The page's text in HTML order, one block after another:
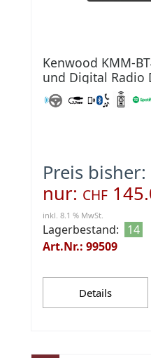
Kenwood KMM-
und Digital Radio
Preis bisher:
nur: CHF
inkl. 8.1 % MwSt.
Lagerbestand:
14
Art.Nr.: 99509
Details